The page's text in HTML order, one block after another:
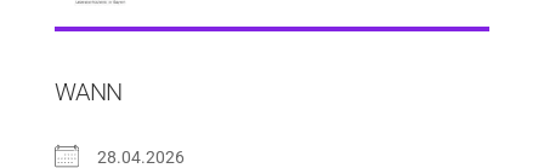
WANN
28.04.2026